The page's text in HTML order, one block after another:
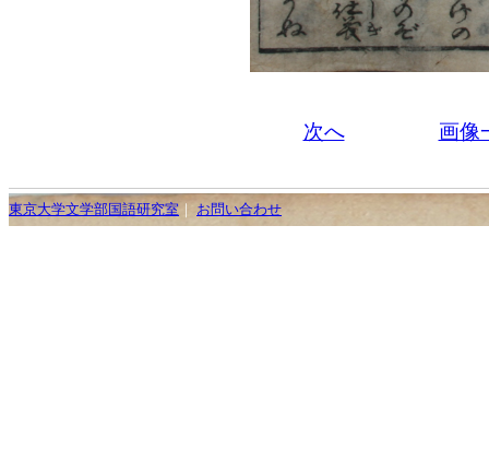
次へ 画像
東京大学文学部国語研究室 お問い合わせ